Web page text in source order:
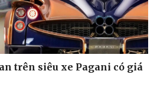
trên siêu xe Pagani có giá